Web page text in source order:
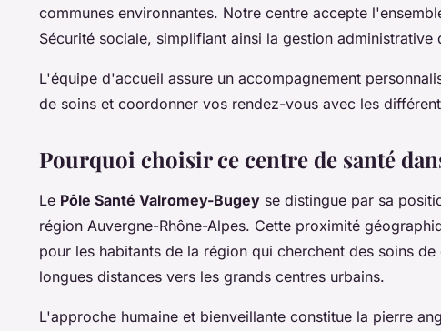
communes environnantes. Notre centre accepte
Sécurité sociale, simplifiant ainsi la gestion administrative
L'équipe d'accueil assure un accompagnement
de soins et coordonner vos rendez-vous avec les
Pourquoi choisir ce centre de santé
Le Pôle Santé Valromey-Bugey se distingue par sa
région Auvergne-Rhône-Alpes. Cette proximité
pour les habitants de la région qui cherchent des soins
longues distances vers les grands centres urbains.
L'approche humaine et bienveillante constitue la pierre